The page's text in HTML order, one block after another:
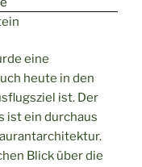
eine
heute in den
ist. Der
ist ein durchaus
Blick über die